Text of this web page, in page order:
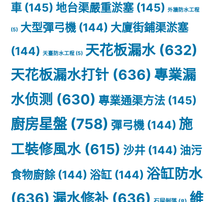
車 (145) 地台渠嚴重淤塞(145) 外牆防水工程
(5) 大型彈弓機 (144) 大廈街鋪渠淤塞
(144) 天臺防水工程 (5) 天花板漏水(632)
天花板漏水打针 (636) 專業漏
水侦测 (630) 專業通渠方法 (145)
廚房星盤(758) 彈弓機 (144) 施
工裝修風水(615) 沙井 (144) 油污
食物廚餘(144) 浴缸 (144) 浴缸防水
(636) 漏水修补 (636)
維